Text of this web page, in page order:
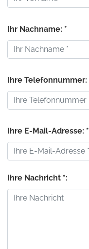
Ihr Nachname: *
Ihre Telefonnummer:
Ihre E-Mail-Adresse: *
Ihre Nachricht *: